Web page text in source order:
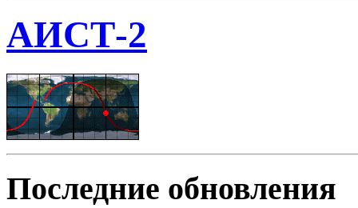
АИСТ-2
Последние обновления